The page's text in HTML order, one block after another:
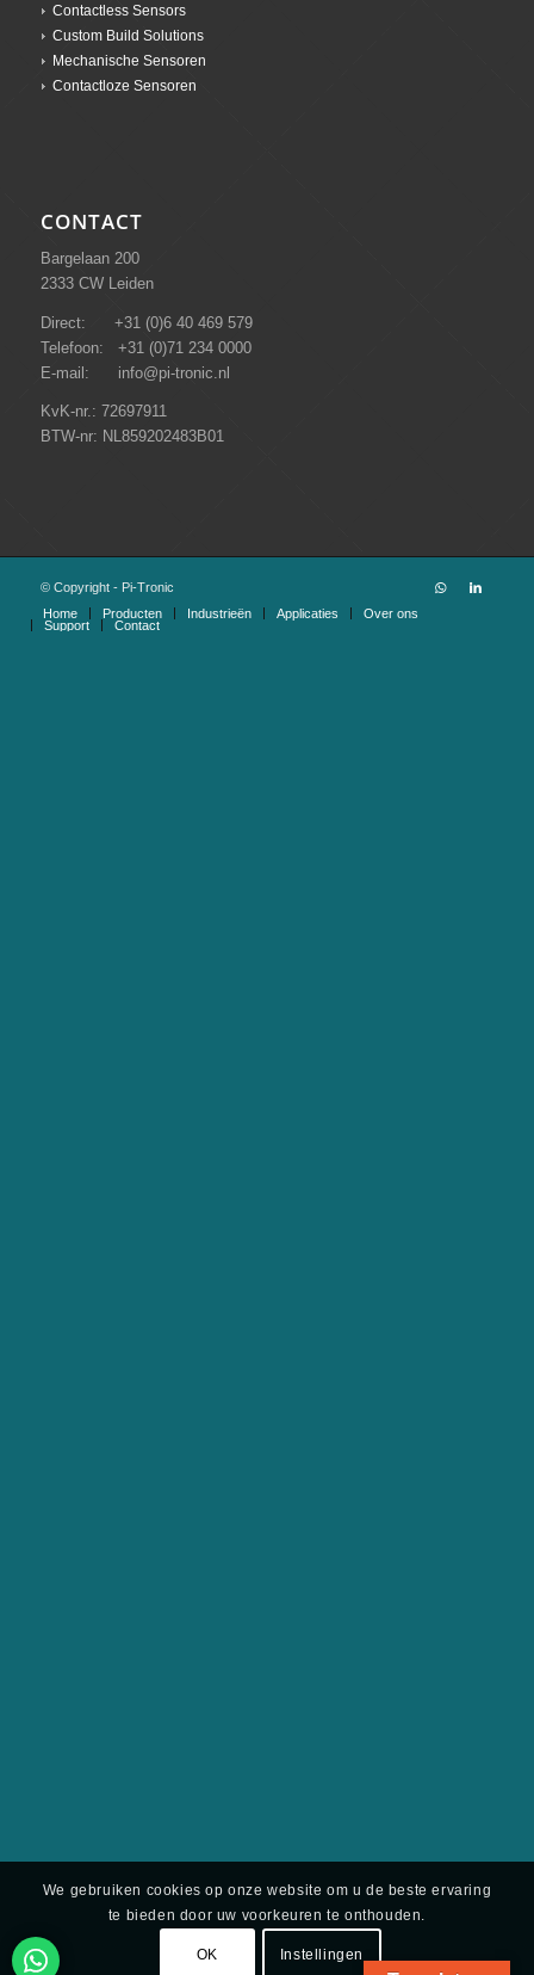
Contactless Sensors
Custom Build Solutions
Mechanische Sensoren
Contactloze Sensoren
CONTACT
Bargelaan 200
2333 CW Leiden
Direct: +31 (0)6 40 469 579
Telefoon: +31 (0)71 234 0000
E-mail: info@pi-tronic.nl
KvK-nr.: 72697911
BTW-nr: NL859202483B01
© Copyright - Pi-Tronic
Home
Producten Industrieën Applicaties
Over ons
Support
Contact
We gebruiken cookies op onze website om u de beste ervaring
te bieden door uw voorkeuren te onthouden.
OK Instellingen